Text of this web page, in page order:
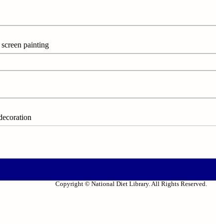
painting
Copyright © National Diet Library. All Rights Reserved.